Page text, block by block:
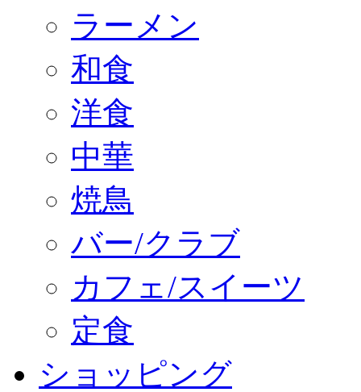
ラーメン
和食
洋食
中華
焼鳥
バー/クラブ
カフェ/スイーツ
定食
ショッピング